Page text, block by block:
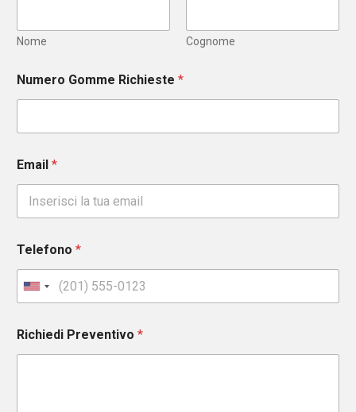
Nome Cognome
Numero Gomme Richieste *
Email *
Telefono *
U
n
t
e
Richiedi Preventivo *